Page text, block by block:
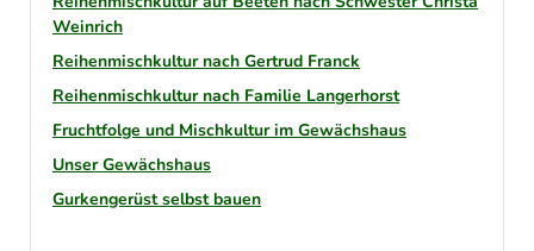
Weinrich
Reihenmischkultur nach Gertrud Franck
Reihenmischkultur nach Familie Langerhorst
Fruchtfolge und Mischkultur im Gewächshaus
Unser Gewächshaus
Gurkengerüst selbst bauen